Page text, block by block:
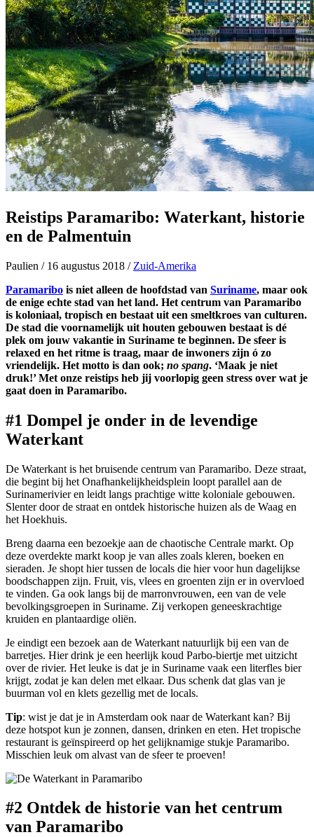
Reistips Paramaribo: Waterkant, historie
en de Palmentuin
Paulien /16 augustus 2018 / Zuid-Amerika
Paramaribo is niet alleen de hoofdstad van Suriname, maar ook
de enige echte stad van het land. Het centrum van Paramaribo
is koloniaal, tropisch en bestaat uit een smeltkroes van culturen.
De stad die voornamelijk uit houten gebouwen bestaat is dé
plek om jouw vakantie in Suriname te beginnen. De sfeer is
relaxed en het ritme is traag, maar de inwoners zijn ó zo
vriendelijk. Het motto is dan ook; no spang. ‘Maak je niet
druk!’ Met onze reistips heb jij voorlopig geen stress over wat je
gaat doen in Paramaribo.
#1 Dompel je onder in de levendige
Waterkant
De Waterkant is het bruisende centrum van Paramaribo. Deze straat,
die begint bij het Onafhankelijkheidsplein loopt parallel aan de
Surinamerivier en leidt langs prachtige witte koloniale gebouwen.
Slenter door de straat en ontdek historische huizen als de Waag en
het Hoekhuis.
Breng daarna een bezoekje aan de chaotische Centrale markt. Op
deze overdekte markt koop je van alles zoals kleren, boeken en
sieraden. Je shopt hier tussen de locals die hier voor hun dagelijkse
boodschappen zijn. Fruit, vis, vlees en groenten zijn er in overvloed
te vinden. Ga ook langs bij de marronvrouwen, een van de vele
bevolkingsgroepen in Suriname. Zij verkopen geneeskrachtige
kruiden en plantaardige oliën.
Je eindigt een bezoek aan de Waterkant natuurlijk bij een van de
barretjes. Hier drink je een heerlijk koud Parbo-biertje met uitzicht
over de rivier. Het leuke is dat je in Suriname vaak een literfles bier
krijgt, zodat je kan delen met elkaar. Dus schenk dat glas van je
buurman vol en klets gezellig met de locals.
Tip: wist je dat je in Amsterdam ook naar de Waterkant kan? Bij
deze hotspot kun je zonnen, dansen, drinken en eten. Het tropische
restaurant is geïnspireerd op het gelijknamige stukje Paramaribo.
Misschien leuk om alvast van de sfeer te proeven!
#2 Ontdek de historie van het centrum
van Paramaribo